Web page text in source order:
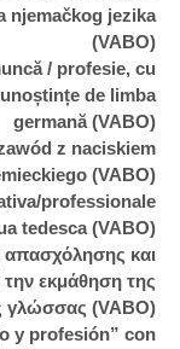
njemačkog jezika
(VABO)
/ profesie, cu
de limba
germană (VABO)
z naciskiem
(VABO)
professionale
tedesca (VABO)
απασχόλησης και
την εκμάθηση της
γλώσσας (VABO)
y profesión” con